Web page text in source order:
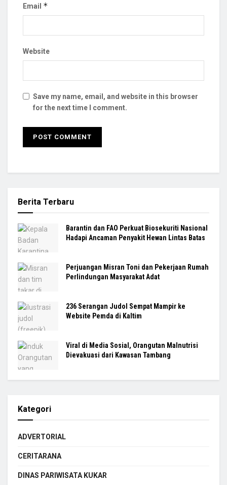
Email *
Website
Save my name, email, and website in this browser
for the next time I comment.
Berita Terbaru
Barantin dan FAO Perkuat Biosekuriti Nasional
Hadapi Ancaman Penyakit Hewan Lintas Batas
Perjuangan Misran Toni dan Pekerjaan Rumah
Perlindungan Masyarakat Adat
236 Serangan Judol Sempat Mampir ke
Website Pemda di Kaltim
Viral di Media Sosial, Orangutan Malnutrisi
Dievakuasi dari Kawasan Tambang
Kategori
ADVERTORIAL
CERITARANA
DINAS PARIWISATA KUKAR